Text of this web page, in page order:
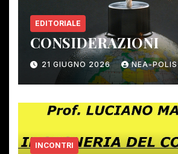
EDITORIALE
CONSIDERAZIONI
21 GIUGNO 2026 NEA-POLIS
INCONTRI